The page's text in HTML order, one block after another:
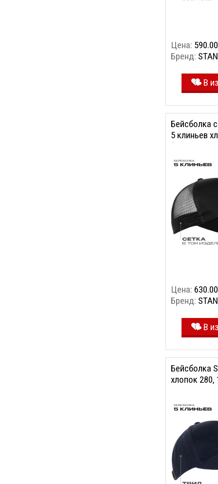
Цена:
Бренд: STAN
В
Цена:
Бренд: STAN
В
Бейсболка
5 клиньев
(Чёрный,
Бейсболка
хлопок